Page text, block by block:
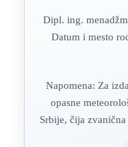
Dipl. ing.
Datum i mesto
Napomena: Za
opasne
Srbije, čija